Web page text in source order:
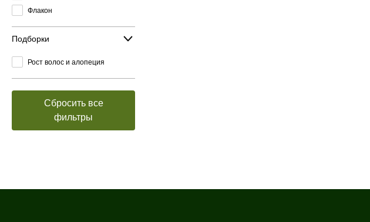
Флакон
Подборки
Рост волос и алопеция
Сбросить все
фильтры